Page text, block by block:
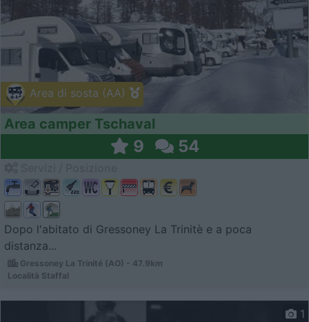
Area di sosta (AA)
Area camper Tschaval
9 54
Dopo l'abitato di Gressoney La Trinitè e a poca
distanza...
Gressoney La Trinité (AO) - 47.9km
Località Staffal
1